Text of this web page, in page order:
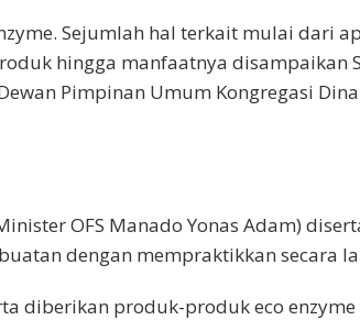
Sejumlah hal terkait mulai dari
hingga manfaatnya disampaikan
Pimpinan Umum Kongregasi
OFS Manado Yonas Adam)
dengan mempraktikkan secara
diberikan produk-produk eco enzyme